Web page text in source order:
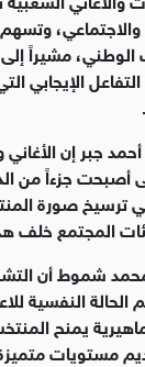
والاجتماعي،
الوطني، مشيراً
الإيجابي
جبر إن الأغاني
أصبحت جزءاً من
ترسيخ صورة
المجتمع خلف
شموط أن
النفسية
يمنح
مستويات